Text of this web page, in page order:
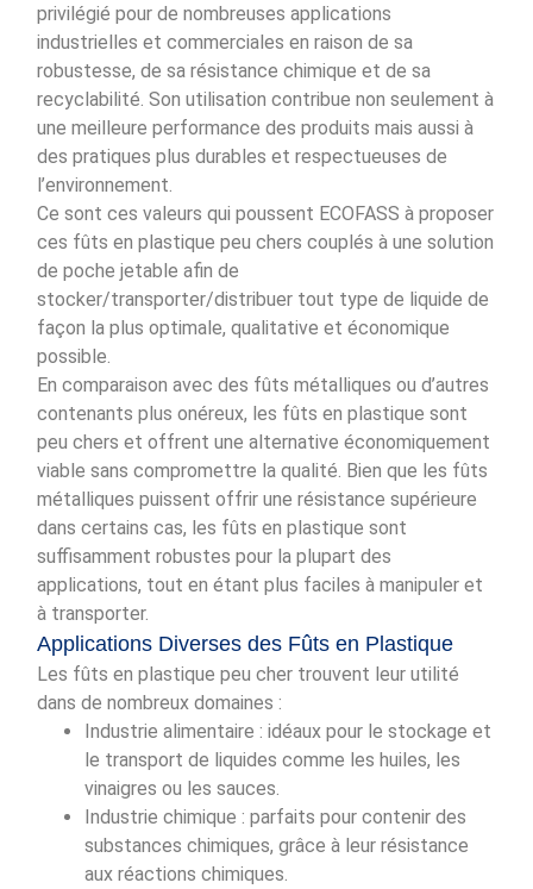
privilégié pour de nombreuses applications
industrielles et commerciales en raison de sa
robustesse, de sa résistance chimique et de sa
recyclabilité. Son utilisation contribue non seulement à
une meilleure performance des produits mais aussi à
des pratiques plus durables et respectueuses de
l’environnement.
Ce sont ces valeurs qui poussent ECOFASS à proposer
ces fûts en plastique peu chers couplés à une solution
de poche jetable afin de
stocker/transporter/distribuer tout type de liquide de
façon la plus optimale, qualitative et économique
possible.
En comparaison avec des fûts métalliques ou d’autres
contenants plus onéreux, les fûts en plastique sont
peu chers et offrent une alternative économiquement
viable sans compromettre la qualité. Bien que les fûts
métalliques puissent offrir une résistance supérieure
dans certains cas, les fûts en plastique sont
suffisamment robustes pour la plupart des
applications, tout en étant plus faciles à manipuler et
à transporter.
Applications Diverses des Fûts en Plastique
Les fûts en plastique peu cher trouvent leur utilité
dans de nombreux domaines :
Industrie alimentaire : idéaux pour le stockage et
le transport de liquides comme les huiles, les
vinaigres ou les sauces.
Industrie chimique : parfaits pour contenir des
substances chimiques, grâce à leur résistance
aux réactions chimiques.